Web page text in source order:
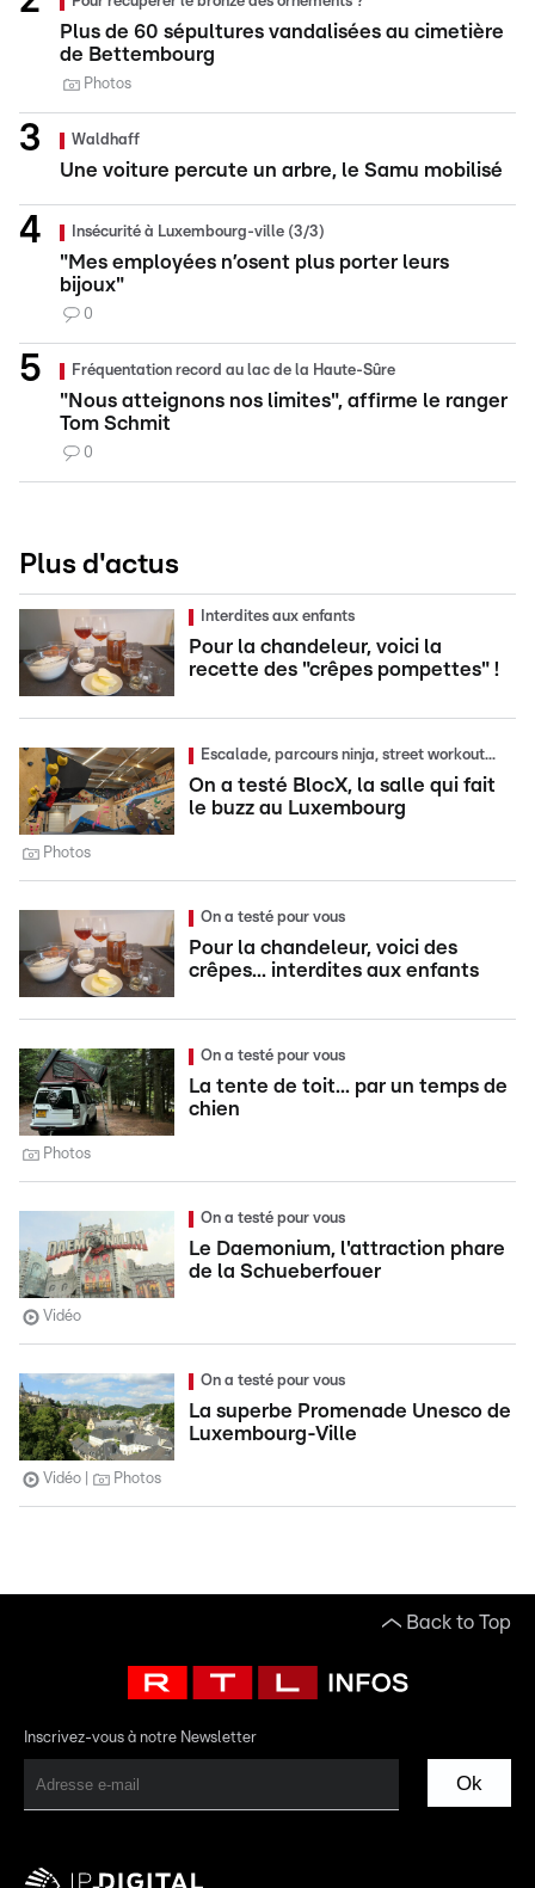
Plus de 60 sépultures vandalisées au cimetière
de Bettembourg
Photos
Waldhaff
Une voiture percute un arbre, le Samu mobilisé
Insécurité à Luxembourg-ville (3/3)
"Mes employées n’osent plus porter leurs
bijoux"
0
Fréquentation record au lac de la Haute-Sûre
"Nous atteignons nos limites", affirme le ranger
Tom Schmit
0
Plus d'actus
Interdites aux enfants
Pour la chandeleur, voici la
recette des "crêpes pompettes" !
Escalade, parcours ninja, street workout...
On a testé BlocX, la salle qui fait
le buzz au Luxembourg
Photos
On a testé pour vous
Pour la chandeleur, voici des
crêpes... interdites aux enfants
On a testé pour vous
La tente de toit... par un temps de
chien
Photos
On a testé pour vous
Le Daemonium, l'attraction phare
de la Schueberfouer
Vidéo
On a testé pour vous
La superbe Promenade Unesco de
Luxembourg-Ville
Vidéo Photos
Back to Top
Inscrivez-vous à notre Newsletter
Ok